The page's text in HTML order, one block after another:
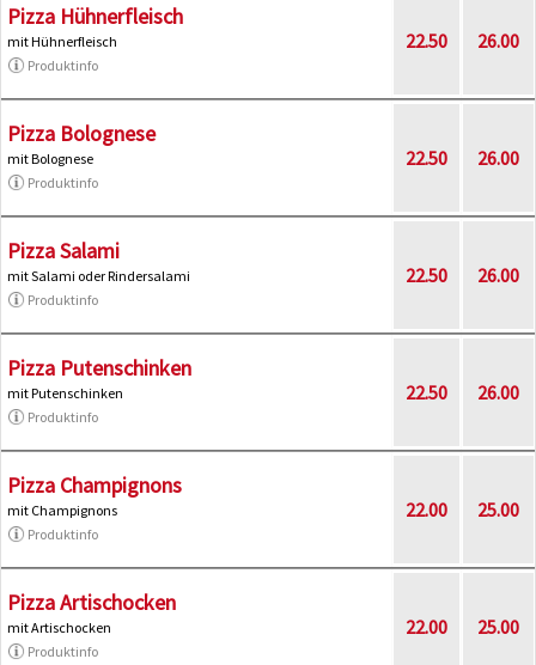
Pizza Hühnerfleisch
mit Hühnerfleisch
Produktinfo
22.50 26.00
Pizza Bolognese
mit Bolognese
Produktinfo
22.50 26.00
Pizza Salami
mit Salami oder Rindersalami
Produktinfo
22.50 26.00
Pizza Putenschinken
mit Putenschinken
Produktinfo
22.50 26.00
Pizza Champignons
mit Champignons
Produktinfo
22.00 25.00
Pizza Artischocken
mit Artischocken
Produktinfo
22.00 25.00